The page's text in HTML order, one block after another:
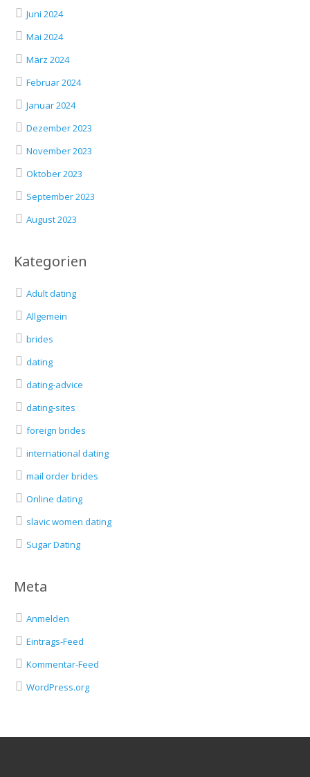
Juni 2024
Mai 2024
März 2024
Februar 2024
Januar 2024
Dezember 2023
November 2023
Oktober 2023
September 2023
August 2023
Kategorien
Adult dating
Allgemein
brides
dating
dating-advice
dating-sites
foreign brides
international dating
mail order brides
Online dating
slavic women dating
Sugar Dating
Meta
Anmelden
Eintrags-Feed
Kommentar-Feed
WordPress.org